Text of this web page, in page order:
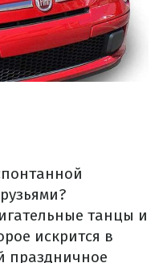
танцы и
искрится в
праздничное